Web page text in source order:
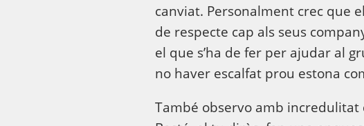
canviat. Personalment crec que
de respecte cap als seus
el que s’ha de fer per ajudar al
no haver escalfat prou estona
També observo amb incredulitat